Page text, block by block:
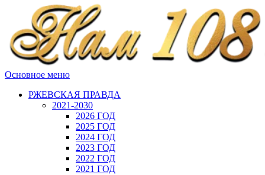
Основное меню
РЖЕВСКАЯ ПРАВДА
2021-2030
2026 ГОД
2025 ГОД
2024 ГОД
2023 ГОД
2022 ГОД
2021 ГОД